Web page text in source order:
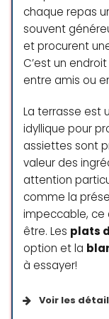
Branché
Adapté
Étudiants
Groupes
Touristes
chaque repas
souvent
et procurent
C’est un
entre amis ou
La terrasse est
idyllique pour
assiettes sont
valeur des
attention
comme la
impeccable, ce
être. Les plats
option et la
à essayer!
Voir les